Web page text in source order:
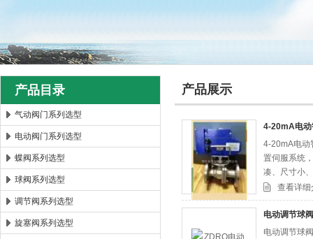
郑州森玛自控阀门有限公司
产品目录
气动阀门系列选型
电动阀门系列选型
蝶阀系列选型
球阀系列选型
调节阀系列选型
旋塞阀系列选型
产品展示
4-20mA电动
4-20mA电动
置伺服系统
凑、尺寸小
查看详细
电动调节球阀
电动调节球